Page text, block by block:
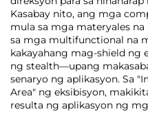
Kasabay nito, ang mga
mula sa mga materyales
sa mga multifunctional na
kakayahang mag-shield
ng stealth—upang
senaryo ng aplikasyon. Sa
Area" ng eksibisyon,
resulta ng aplikasyon ng